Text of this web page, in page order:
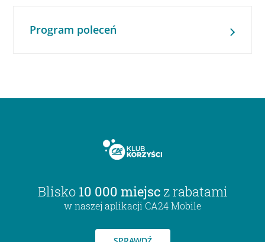
Program poleceń
Blisko 10 000 miejsc z rabatami
w naszej aplikacji CA24 Mobile